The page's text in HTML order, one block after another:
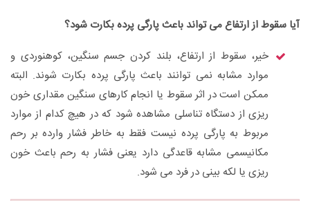
آیا سقوط از ارتفاع می تواند باعث پارگی پرده بکارت شود؟
خیر، سقوط از ارتفاع، بلند کردن جسم سنگین، کوهنوردی و
موارد مشابه نمی توانند باعث پارگی پرده بکارت شوند. البته
ممکن است در اثر سقوط یا انجام کارهای سنگین مقداری خون
ریزی از دستگاه تناسلی مشاهده شود که در هیچ کدام از موارد
مربوط به پارگی پرده نیست فقط به خاطر فشار وارده بر رحم
مکانیسمی مشابه قاعدگی دارد یعنی فشار به رحم باعث خون
ریزی یا لکه بینی در فرد می شود.